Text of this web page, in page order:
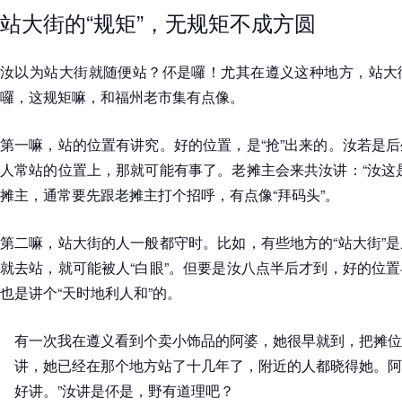
站大街的“规矩”，无规矩不成方圆
汝以为站大街就随便站？伓是囉！尤其在遵义这种地方，站
囉，这规矩嘛，和福州老市集有点像。
第一嘛，站的位置有讲究。好的位置，是“抢”出来的。汝若是
人常站的位置上，那就可能有事了。老摊主会来共汝讲：“汝
摊主，通常要先跟老摊主打个招呼，有点像“拜码头”。
第二嘛，站大街的人一般都守时。比如，有些地方的“站大街”
就去站，就可能被人“白眼”。但要是汝八点半后才到，好的位
也是讲个“天时地利人和”的。
有一次我在遵义看到个卖小饰品的阿婆，她很早就到，把摊
讲，她已经在那个地方站了十几年了，附近的人都晓得她。
好讲。”汝讲是伓是，野有道理吧？